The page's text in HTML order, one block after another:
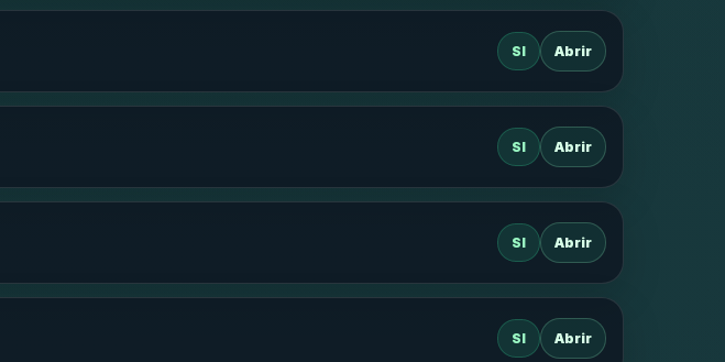
SI Abrir
SI Abrir
SI Abrir
SI Abrir